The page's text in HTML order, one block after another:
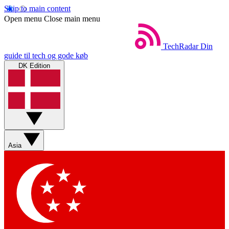
Skip to main content
Open menu Close main menu
TechRadar Din
guide til tech og gode køb
DK Edition
Asia